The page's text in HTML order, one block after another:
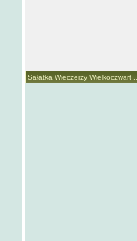
Sałatka Wieczerzy Wielkoczwart ...